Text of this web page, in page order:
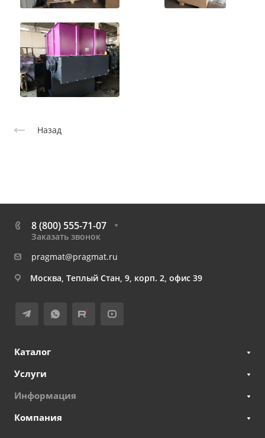
Назад
8 (800) 555-71-07
Заказать звонок
pragmat@pragmat.ru
Москва, Теплый Стан, 9, корп. 2, офис 39
Каталог
Услуги
Информация
Компания